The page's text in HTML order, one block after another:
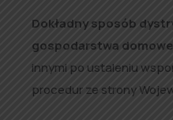
Dokładny sposób
gospodarstwa
innymi po ustaleniu
procedur ze strony